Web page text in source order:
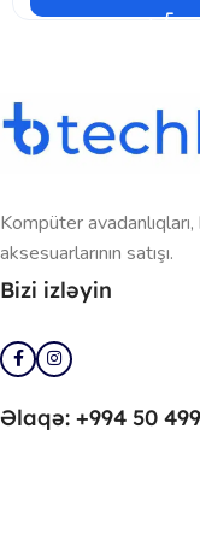
Kompüter
aksesuarlarının satışı.
Bizi izləyin
Əlaqə: +994 50